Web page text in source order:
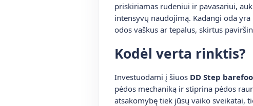
priskiriamas rudeniui ir pavasariui,
intensyvų naudojimą. Kadangi oda
odos vaškus ar tepalus, skirtus
Kodėl verta rinktis?
Investuodami į šiuos DD Step
pėdos mechaniką ir stiprina pėdos
atsakomybę tiek jūsų vaiko sveikatai,